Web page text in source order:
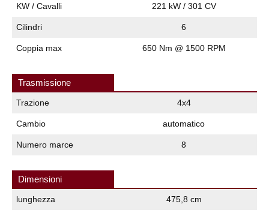
KW / Cavalli 221 kW / 301 CV
Cilindri 6
Coppia max 650 Nm @ 1500 RPM
Trasmissione
Trazione 4x4
Cambio automatico
Numero marce 8
Dimensioni
lunghezza 475,8 cm